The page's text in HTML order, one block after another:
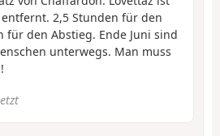
2,5 Stunden für den
für den Abstieg. Ende Juni sind
unterwegs. Man muss